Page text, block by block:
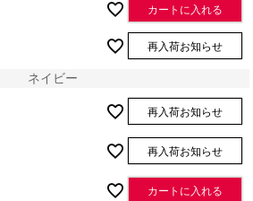
カートに入れる
再入荷お知らせ
ネイビー
再入荷お知らせ
再入荷お知らせ
カートに入れる